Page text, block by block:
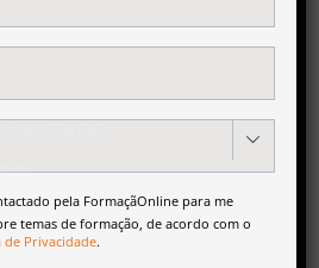

pela FormaçãOnline para me
temas de formação, de acordo com o
de Privacidade.